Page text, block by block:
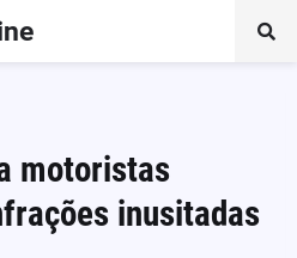
motoristas
inusitadas